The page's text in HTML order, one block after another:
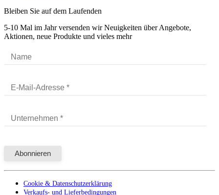
Bleiben Sie auf dem Laufenden
5-10 Mal im Jahr versenden wir Neuigkeiten über Angebote,
Aktionen, neue Produkte und vieles mehr
Cookie & Datenschutzerklärung
Verkaufs- und Lieferbedingungen